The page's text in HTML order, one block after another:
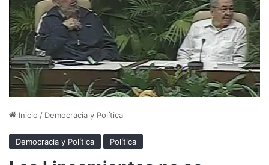
Inicio / Democracia y Política
Democracia y Política Política